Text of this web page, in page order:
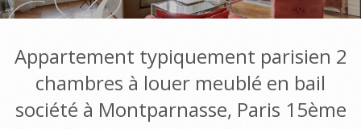
Appartement typiquement parisien 2
chambres à louer meublé en bail
société à Montparnasse, Paris 15ème